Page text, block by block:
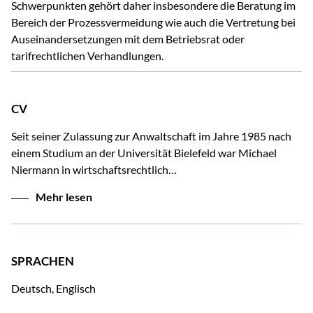
Schwerpunkten gehört daher insbesondere die Beratung im
Bereich der Prozessvermeidung wie auch die Vertretung bei
Auseinandersetzungen mit dem Betriebsrat oder
tarifrechtlichen Verhandlungen.
CV
Seit seiner Zulassung zur Anwaltschaft im Jahre 1985 nach
einem Studium an der Universität Bielefeld war Michael
Niermann in wirtschaftsrechtlich…
Mehr lesen
SPRACHEN
Deutsch, Englisch